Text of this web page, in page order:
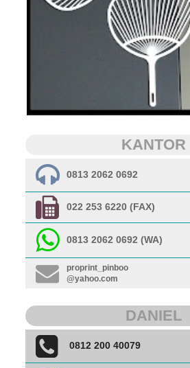
KANTOR
0813 2062 0692
022 253 6220 (FAX)
0813 2062 0692 (WA)
proprint_pinboo
@yahoo.com
DANIEL
0812 200 40079